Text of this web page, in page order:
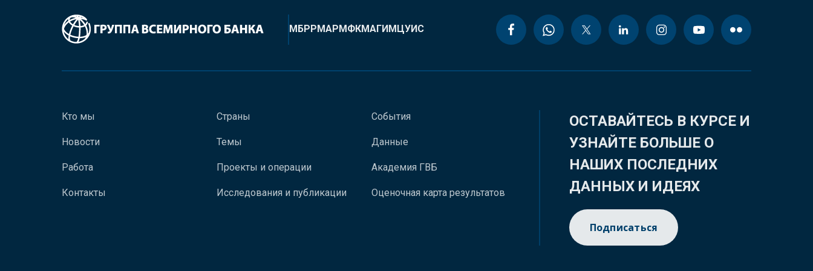
МБРРМАРМФКМАГИМЦУИС
Кто мы
Новости
Работа
Контакты
Страны
Темы
Проекты и операции
Исследования и публикации
События
Данные
Академия ГВБ
Оценочная карта результатов
ОСТАВАЙТЕСЬ В КУРСЕ И
УЗНАЙТЕ БОЛЬШЕ О
НАШИХ ПОСЛЕДНИХ
ДАННЫХ И ИДЕЯХ
Подписаться